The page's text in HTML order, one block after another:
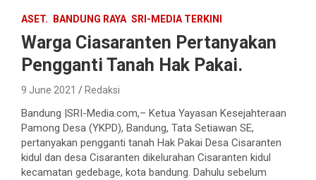
ASET. BANDUNG RAYA SRI-MEDIA TERKINI
Warga Ciasaranten Pertanyakan
Pengganti Tanah Hak Pakai.
9 June 2021 Redaksi
Bandung |SRI-Media.com,– Ketua Yayasan Kesejahteraan
Pamong Desa (YKPD), Bandung, Tata Setiawan SE,
pertanyakan pengganti tanah Hak Pakai Desa Cisaranten
kidul dan desa Cisaranten dikelurahan Cisaranten kidul
kecamatan gedebage, kota bandung. Dahulu sebelum